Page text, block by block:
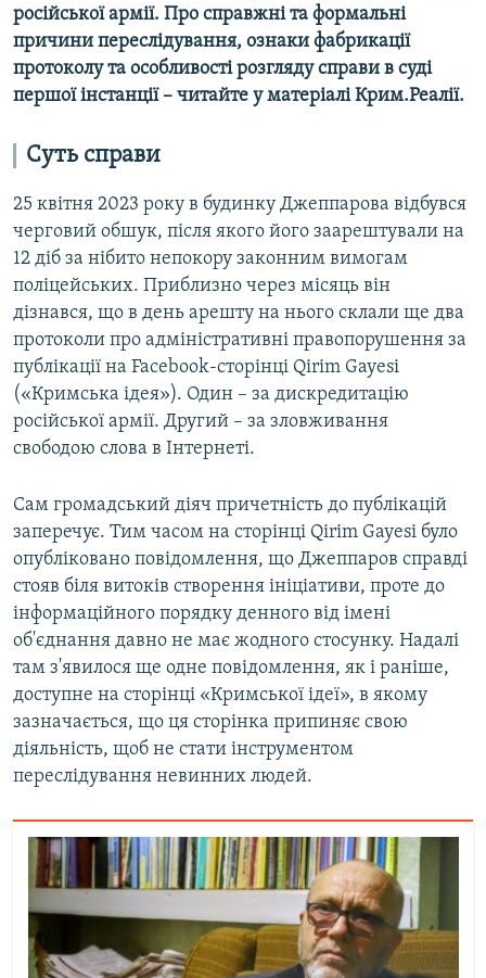
російської армії. Про справжні та формальні
причини переслідування, ознаки фабрикації
протоколу та особливості розгляду справи в суді
першої інстанції – читайте у матеріалі Крим.Реалії.
Суть справи
25 квітня 2023 року в будинку Джеппарова відбувся
черговий обшук, після якого його заарештували на
12 діб за нібито непокору законним вимогам
поліцейських. Приблизно через місяць він
дізнався, що в день арешту на нього склали ще два
протоколи про адміністративні правопорушення за
публікації на Facebook-сторінці Qirim Gayesi
(«Кримська ідея»). Один – за дискредитацію
російської армії. Другий – за зловживання
свободою слова в Інтернеті.
Сам громадський діяч причетність до публікацій
заперечує. Тим часом на сторінці Qirim Gayesi було
опубліковано повідомлення, що Джеппаров справді
стояв біля витоків створення ініціативи, проте до
інформаційного порядку денного від імені
об'єднання давно не має жодного стосунку. Надалі
там з'явилося ще одне повідомлення, як і раніше,
доступне на сторінці «Кримської ідеї», в якому
зазначається, що ця сторінка припиняє свою
діяльність, щоб не стати інструментом
переслідування невинних людей.